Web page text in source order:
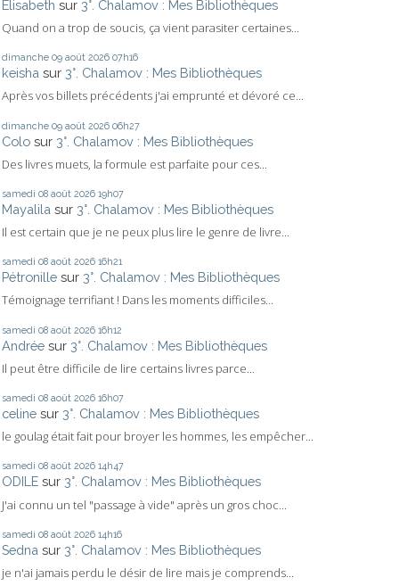
Elisabeth sur 3°. Chalamov : Mes Bibliothèques
Quand on a trop de soucis, ça vient parasiter certaines...
dimanche 09 août 2026 07h16
keisha sur 3°. Chalamov : Mes Bibliothèques
Après vos billets précédents j'ai emprunté et dévoré ce...
dimanche 09 août 2026 06h27
Colo sur 3°. Chalamov : Mes Bibliothèques
Des livres muets, la formule est parfaite pour ces...
samedi 08 août 2026 19h07
Mayalila sur 3°. Chalamov : Mes Bibliothèques
Il est certain que je ne peux plus lire le genre de livre...
samedi 08 août 2026 16h21
Pétronille sur 3°. Chalamov : Mes Bibliothèques
Témoignage terrifiant ! Dans les moments difficiles...
samedi 08 août 2026 16h12
Andrée sur 3°. Chalamov : Mes Bibliothèques
Il peut être difficile de lire certains livres parce...
samedi 08 août 2026 16h07
celine sur 3°. Chalamov : Mes Bibliothèques
le goulag était fait pour broyer les hommes, les empêcher...
samedi 08 août 2026 14h47
ODILE sur 3°. Chalamov : Mes Bibliothèques
J'ai connu un tel "passage à vide" après un gros choc...
samedi 08 août 2026 14h16
Sedna sur 3°. Chalamov : Mes Bibliothèques
je n'ai jamais perdu le désir de lire mais je comprends...